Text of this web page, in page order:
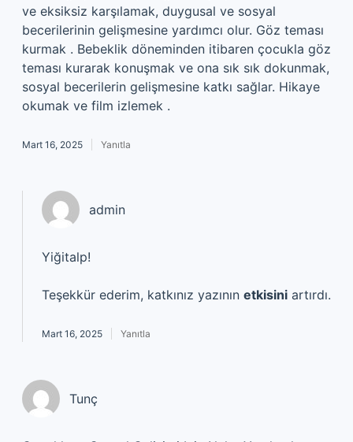
ve eksiksiz karşılamak, duygusal ve sosyal
becerilerinin gelişmesine yardımcı olur. Göz teması
kurmak . Bebeklik döneminden itibaren çocukla göz
teması kurarak konuşmak ve ona sık sık dokunmak,
sosyal becerilerin gelişmesine katkı sağlar. Hikaye
okumak ve film izlemek .
Mart 16, 2025 Yanıtla
admin
Yiğitalp!
Teşekkür ederim, katkınız yazının etkisini artırdı.
Mart 16, 2025 Yanıtla
Tunç